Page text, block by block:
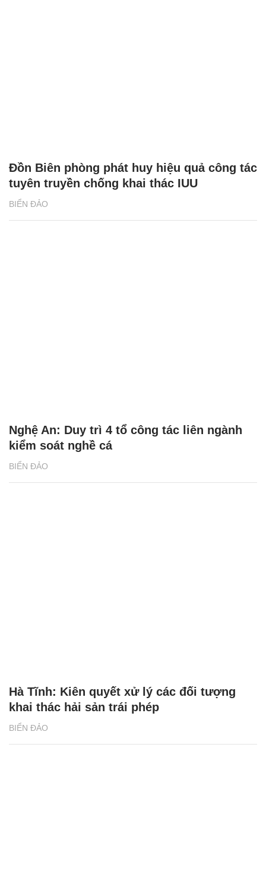
BIỂN ĐẢO
Đồn Biên phòng phát huy hiệu quả công tác
tuyên truyền chống khai thác IUU
BIỂN ĐẢO
Nghệ An: Duy trì 4 tổ công tác liên ngành
kiểm soát nghề cá
BIỂN ĐẢO
Hà Tĩnh: Kiên quyết xử lý các đối tượng
khai thác hải sản trái phép